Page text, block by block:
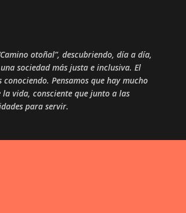
otoñal”, descubriendo, día a día,
sociedad más justa e inclusiva. El
Pensamos que hay mucho
vida, consciente que junto a las
para servir.